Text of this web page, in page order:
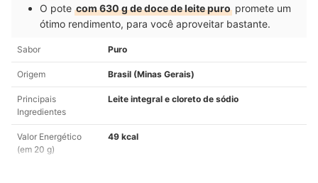
O pote com 630 g de doce de leite puro promete um
ótimo rendimento, para você aproveitar bastante.
Sabor Puro
Origem Brasil (Minas Gerais)
Principais
Ingredientes
Leite integral e cloreto de sódio
Valor Energético
(em 20 g)
49 kcal